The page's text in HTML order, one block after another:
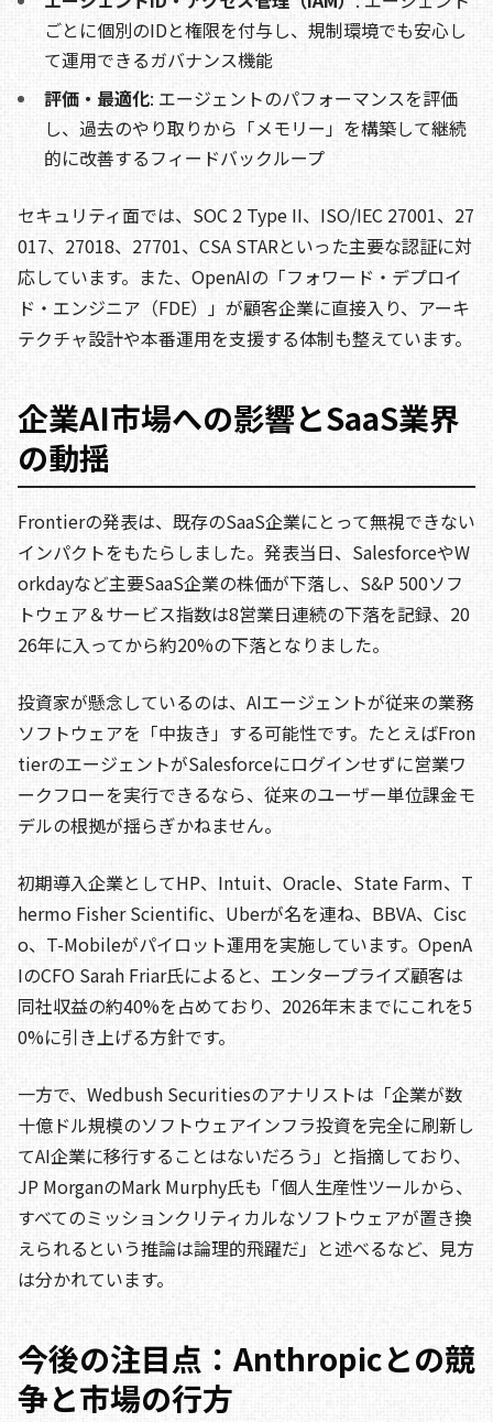
ごとに個別のIDと権限を付与し、規制環境でも安心し
て運用できるガバナンス機能
評価・最適化: エージェントのパフォーマンスを評価
し、過去のやり取りから「メモリー」を構築して継続
的に改善するフィードバックループ
セキュリティ面では、SOC 2 Type II、ISO/IEC 27001、27
017、27018、27701、CSA STARといった主要な認証に対
応しています。また、OpenAIの「フォワード・デプロイ
ド・エンジニア（FDE）」が顧客企業に直接入り、アーキ
テクチャ設計や本番運用を支援する体制も整えています。
企業AI市場への影響とSaaS業界
の動揺
Frontierの発表は、既存のSaaS企業にとって無視できない
インパクトをもたらしました。発表当日、SalesforceやW
orkdayなど主要SaaS企業の株価が下落し、S&P 500ソフ
トウェア＆サービス指数は8営業日連続の下落を記録、20
26年に入ってから約20%の下落となりました。
投資家が懸念しているのは、AIエージェントが従来の業務
ソフトウェアを「中抜き」する可能性です。たとえばFron
tierのエージェントがSalesforceにログインせずに営業ワ
ークフローを実行できるなら、従来のユーザー単位課金モ
デルの根拠が揺らぎかねません。
初期導入企業としてHP、Intuit、Oracle、State Farm、T
hermo Fisher Scientific、Uberが名を連ね、BBVA、Cisc
o、T-Mobileがパイロット運用を実施しています。OpenA
IのCFO Sarah Friar氏によると、エンタープライズ顧客は
同社収益の約40%を占めており、2026年末までにこれを5
0%に引き上げる方針です。
一方で、Wedbush Securitiesのアナリストは「企業が数
十億ドル規模のソフトウェアインフラ投資を完全に刷新し
てAI企業に移行することはないだろう」と指摘しており、
JP MorganのMark Murphy氏も「個人生産性ツールから、
すべてのミッションクリティカルなソフトウェアが置き換
えられるという推論は論理的飛躍だ」と述べるなど、見方
は分かれています。
今後の注目点：Anthropicとの競
争と市場の行方